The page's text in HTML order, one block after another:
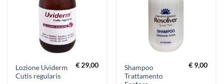
Lozione Uviderm
Cutis regularis
€29,00
Shampoo
Trattamento
€9,00